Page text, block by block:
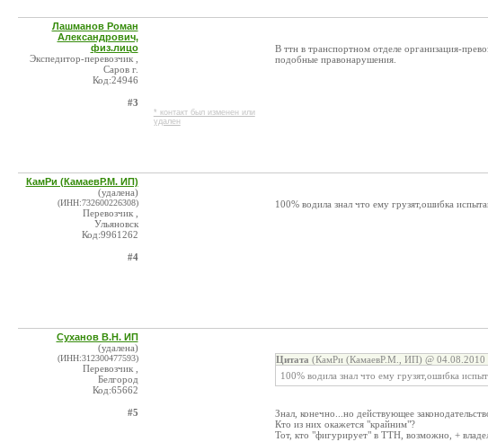
Лашманов Роман
Александрович,
физ.лицо
Экспедитор-перевозчик ,
Саров г.
Код:24946
#3
* контакт был изменен или
удален
В ттн в транспортном отделе организация-
подобные правонарушения.
КамРи (КамаевР.М. ИП)
(удалена)
(ИНН:732600226308)
Перевозчик ,
Ульяновск
Код:9961262
#4
100% водила знал что ему грузят,ошибка
Суханов В.Н. ИП
(удалена)
(ИНН:312300477593)
Перевозчик ,
Белгород
Код:65662
#5
Цитата (КамРи (КамаевР.М., ИП) @ 04.08.2010
100% водила знал что ему грузят,ошибка
Знал, конечно...но действующее
Кто из них окажется "крайним"?
Тот, кто "фигурирует" в ТТН, возможно, +